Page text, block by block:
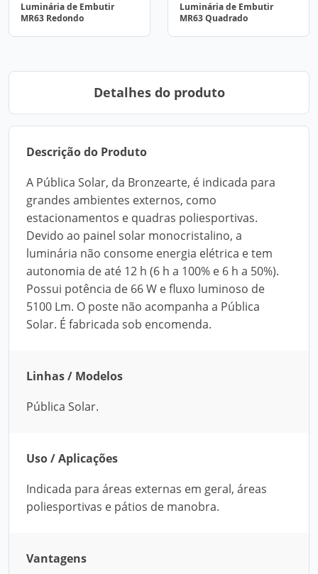
Luminária de Embutir
MR63 Redondo
Luminária de Embutir
MR63 Quadrado
Detalhes do produto
Descrição do Produto
A Pública Solar, da Bronzearte, é indicada para
grandes ambientes externos, como
estacionamentos e quadras poliesportivas.
Devido ao painel solar monocristalino, a
luminária não consome energia elétrica e tem
autonomia de até 12 h (6 h a 100% e 6 h a 50%).
Possui potência de 66 W e fluxo luminoso de
5100 Lm. O poste não acompanha a Pública
Solar. É fabricada sob encomenda.
Linhas / Modelos
Pública Solar.
Uso / Aplicações
Indicada para áreas externas em geral, áreas
poliesportivas e pátios de manobra.
Vantagens